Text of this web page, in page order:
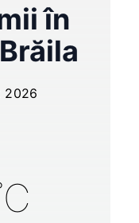
în
Brăila
2026